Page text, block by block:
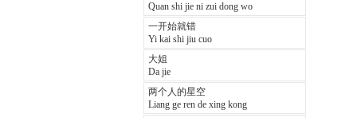
Quan shi jie ni zui dong wo
一开始就错
Yi kai shi jiu cuo
大姐
Da jie
两个人的星空
Liang ge ren de xing kong